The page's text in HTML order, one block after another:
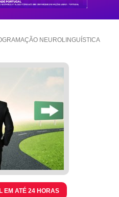
NEUROLINGUÍSTICA
EM ATÉ 24 HORAS